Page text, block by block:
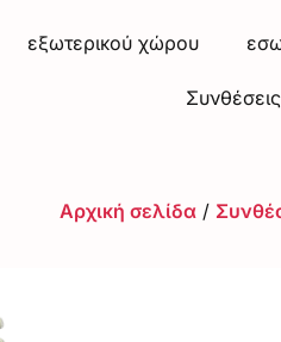
εξωτερικού χώρου
Αρχική σελίδα /